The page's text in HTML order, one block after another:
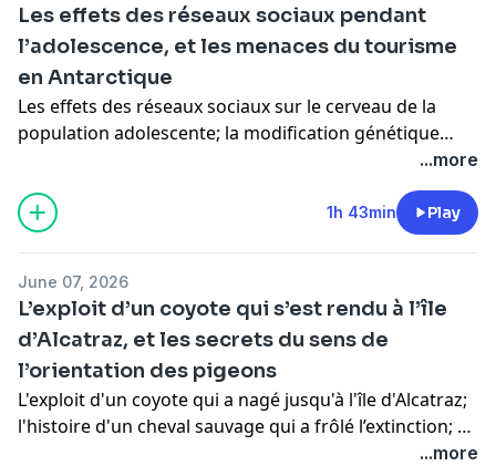
Les effets des réseaux sociaux pendant
l’adolescence, et les menaces du tourisme
en Antarctique
Les effets des réseaux sociaux sur le cerveau de la
population adolescente; la modification génétique
d'embryons humains; et la menace du tourisme en
Antarctique 65 ans après la signature du traité de
protection.
...more
1h 43min Play
June 07, 2026
L’exploit d’un coyote qui s’est rendu à l’île
d’Alcatraz, et les secrets du sens de
l’orientation des pigeons
L'exploit d'un coyote qui a nagé jusqu'à l'île d'Alcatraz;
l'histoire d'un cheval sauvage qui a frôlé l’extinction; et
un organe du pigeon qui lui permettrait de s'orienter.
...more